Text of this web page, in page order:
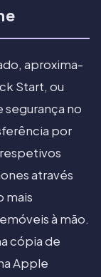
aproxima-
Start, ou
segurança no
por
através
mais
à mão.
cópia de
Apple